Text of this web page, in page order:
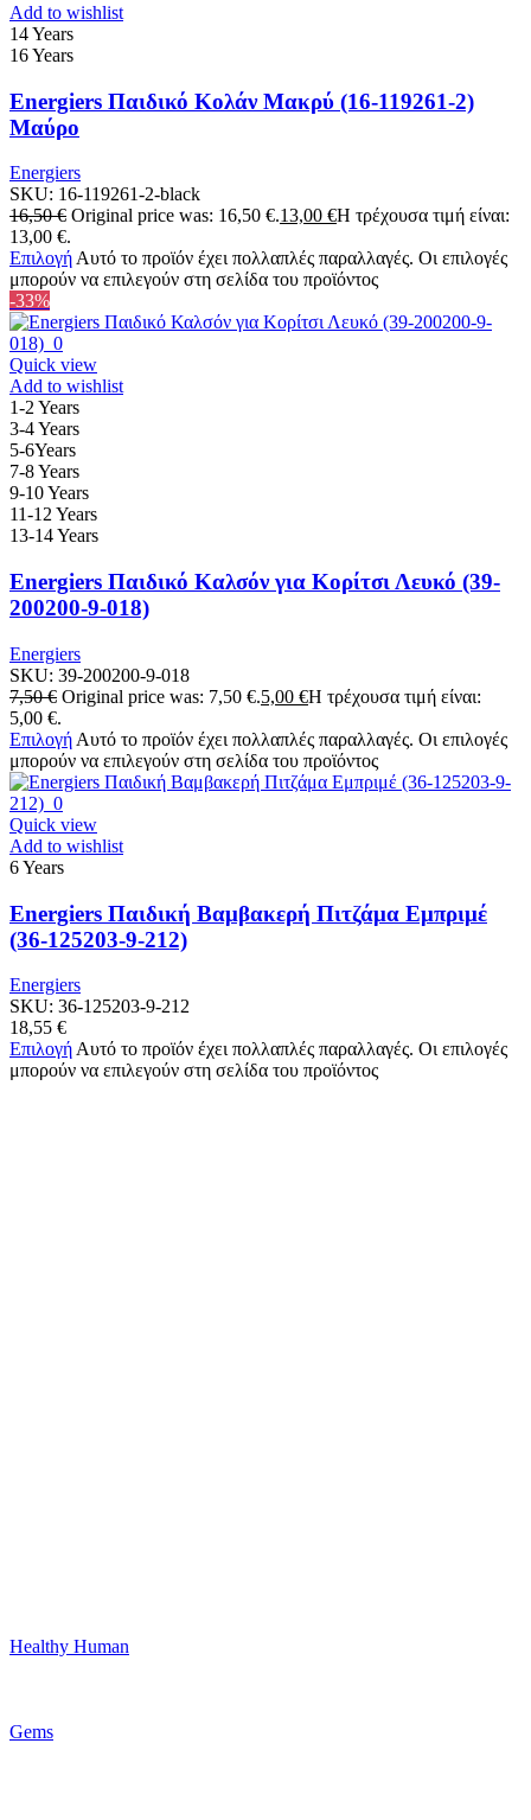
Add to wishlist
14 Years
16 Years
Energiers Παιδικό Κολάν Μακρύ (16-119261-2)
Μαύρο
Energiers
SKU: 16-119261-2-black
16,50€ Original price was: 16,50 €.13,00 €Η τρέχουσα τιμή είναι:
13,00 €.
ΕπιλογήΑυτό το προϊόν έχει πολλαπλές παραλλαγές. Οι επιλογές
μπορούν να επιλεγούν στη σελίδα του προϊόντος
-33%
Quick view
Add to wishlist
1-2 Years
3-4 Years
5-6Years
7-8 Years
9-10 Years
11-12 Years
13-14 Years
Energiers Παιδικό Καλσόν για Κορίτσι Λευκό (39-
200200-9-018)
Energiers
SKU: 39-200200-9-018
7,50€ Original price was: 7,50 €.5,00 €Η τρέχουσα τιμή είναι:
5,00 €.
Επιλογή Αυτό το προϊόν έχει πολλαπλές παραλλαγές. Οι επιλογές
μπορούν να επιλεγούν στη σελίδα του προϊόντος
Quick view
Add to wishlist
6 Years
Energiers Παιδική Βαμβακερή Πιτζάμα Εμπριμέ
(36-125203-9-212)
Energiers
SKU: 36-125203-9-212
18,55 €
Επιλογή Αυτό το προϊόν έχει πολλαπλές παραλλαγές. Οι επιλογές
μπορούν να επιλεγούν στη σελίδα του προϊόντος
Healthy Human
Gems